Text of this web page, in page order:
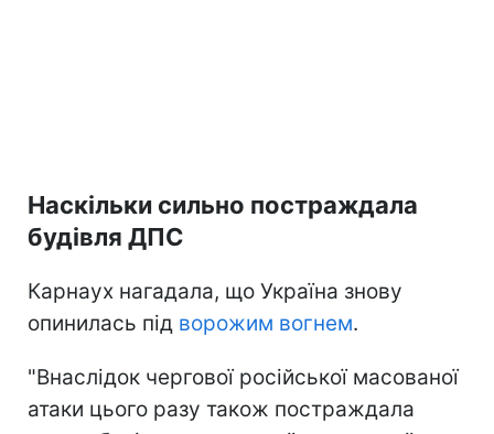
Наскільки сильно постраждала
будівля ДПС
Карнаух нагадала, що Україна знову
опинилась під ворожим вогнем.
"Внаслідок чергової російської масованої
атаки цього разу також постраждала